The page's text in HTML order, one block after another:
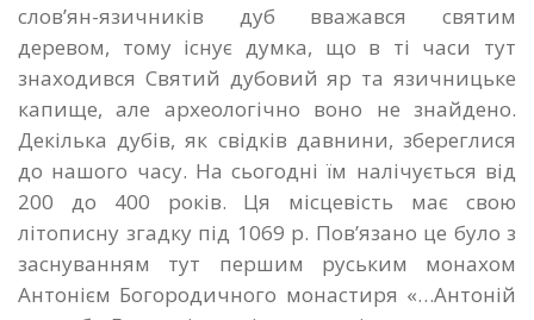
слов’ян-язичників дуб вважався святим
деревом, тому існує думка, що в ті часи тут
знаходився Святий дубовий яр та язичницьке
капище, але археологічно воно не знайдено.
Декілька дубів, як свідків давнини, збереглися
до нашого часу. На сьогодні їм налічується від
200 до 400 років. Ця місцевість має свою
літописну згадку під 1069 р. Пов’язано це було з
заснуванням тут першим руським монахом
Антонієм Богородичного монастиря «…Антоній